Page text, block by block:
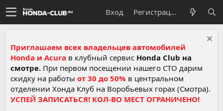
Вход Регистрация
Приглашаем всех владельцев автомобилей
Honda и Acura в клубный сервис Honda Club на
смотре. При первом посещении нашего СТО дарим
скидку на работы от 30 до 50% в центральном
отделении Хонда Клуб на Воробьевых горах (Смотра).
УСПЕЙ ЗАПИСАТЬСЯ! КОЛ-ВО МЕСТ ОГРАНИЧЕНО!